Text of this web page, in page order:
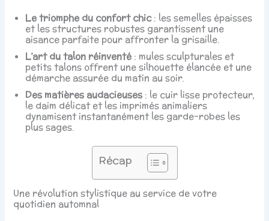
Le triomphe du confort chic: les semelles épaisses
et les structures robustes garantissent une
aisance parfaite pour affronter la grisaille.
L’art du talon réinventé: mules sculpturales et
petits talons offrent une silhouette élancée et une
démarche assurée du matin au soir.
Des matières audacieuses : le cuir lisse protecteur,
le daim délicat et les imprimés animaliers
dynamisent instantanément les garde-robes les
plus sages.
Récap
Une révolution stylistique au service de votre
quotidien automnal